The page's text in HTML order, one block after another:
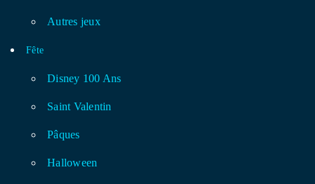
Autres jeux
Fête
Disney 100 Ans
Saint Valentin
Pâques
Halloween